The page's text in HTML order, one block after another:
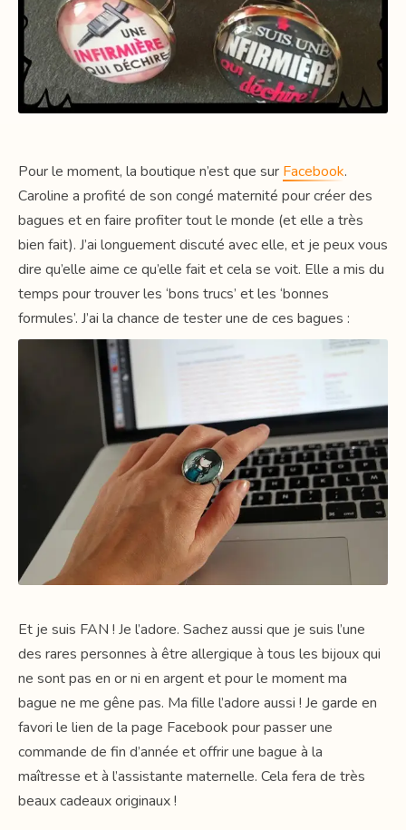
Pour le moment, la boutique n’est que sur Facebook.
Caroline a profité de son congé maternité pour créer des
bagues et en faire profiter tout le monde (et elle a très
bien fait). J’ai longuement discuté avec elle, et je peux vous
dire qu’elle aime ce qu’elle fait et cela se voit. Elle a mis du
temps pour trouver les ‘bons trucs’ et les ‘bonnes
formules’. J’ai la chance de tester une de ces bagues :
Et je suis FAN ! Je l’adore. Sachez aussi que je suis l’une
des rares personnes à être allergique à tous les bijoux qui
ne sont pas en or ni en argent et pour le moment ma
bague ne me gêne pas. Ma fille l’adore aussi ! Je garde en
favori le lien de la page Facebook pour passer une
commande de fin d’année et offrir une bague à la
maîtresse et à l’assistante maternelle. Cela fera de très
beaux cadeaux originaux !